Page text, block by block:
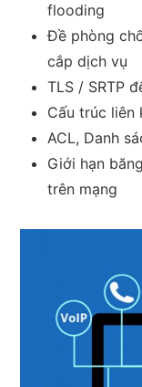
flooding
Đề phòng
cắp dịch vụ
TLS / SRTP
Cấu trúc liên
ACL, Danh
Giới hạn
trên mạng